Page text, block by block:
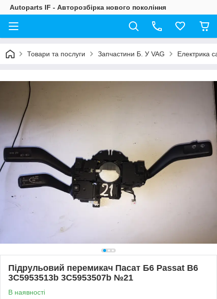
Autoparts IF - Авторозбірка нового покоління
Товари та послуги Запчастини Б. У VAG Електрика
Підрульовий перемикач Пасат Б6 Passat B6
3C5953513b 3C5953507b №21
В наявності